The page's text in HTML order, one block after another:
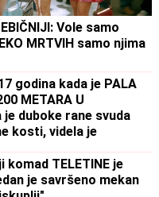
Vole samo
MRTVIH samo njima
godina kada je PALA
METARA U
je duboke rane svuda
kosti, videla je
TELETINE je
je savršeno mekan